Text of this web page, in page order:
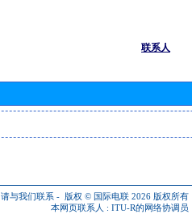
联系人
请与我们联系 - 版权 © 国际电联 2026 版权所有
本网页联系人 : ITU-R的网络协调员